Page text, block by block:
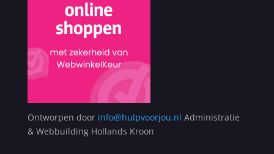
Ontworpen door info@hulpvoorjou.nl Administratie
& Webbuilding Hollands Kroon